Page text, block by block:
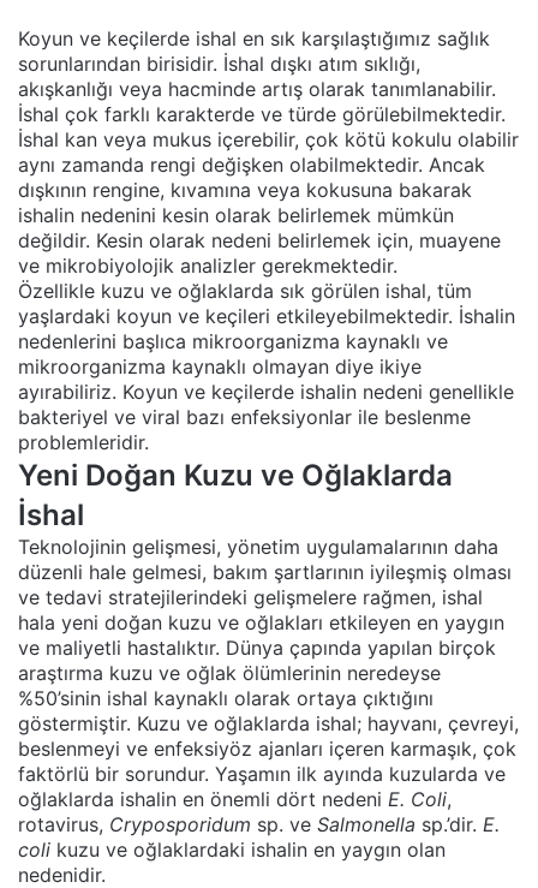
Koyun ve keçilerde ishal en sık karşılaştığımız sağlık
sorunlarından birisidir. İshal dışkı atım sıklığı,
akışkanlığı veya hacminde artış olarak tanımlanabilir.
İshal çok farklı karakterde ve türde görülebilmektedir.
İshal kan veya mukus içerebilir, çok kötü kokulu olabilir
aynı zamanda rengi değişken olabilmektedir. Ancak
dışkının rengine, kıvamına veya kokusuna bakarak
ishalin nedenini kesin olarak belirlemek mümkün
değildir. Kesin olarak nedeni belirlemek için, muayene
ve mikrobiyolojik analizler gerekmektedir.
Özellikle kuzu ve oğlaklarda sık görülen ishal, tüm
yaşlardaki koyun ve keçileri etkileyebilmektedir. İshalin
nedenlerini başlıca mikroorganizma kaynaklı ve
mikroorganizma kaynaklı olmayan diye ikiye
ayırabiliriz. Koyun ve keçilerde ishalin nedeni genellikle
bakteriyel ve viral bazı enfeksiyonlar ile beslenme
problemleridir.
Yeni Doğan Kuzu ve Oğlaklarda
İshal
Teknolojinin gelişmesi, yönetim uygulamalarının daha
düzenli hale gelmesi, bakım şartlarının iyileşmiş olması
ve tedavi stratejilerindeki gelişmelere rağmen, ishal
hala yeni doğan kuzu ve oğlakları etkileyen en yaygın
ve maliyetli hastalıktır. Dünya çapında yapılan birçok
araştırma kuzu ve oğlak ölümlerinin neredeyse
%50’sinin ishal kaynaklı olarak ortaya çıktığını
göstermiştir. Kuzu ve oğlaklarda ishal; hayvanı, çevreyi,
beslenmeyi ve enfeksiyöz ajanları içeren karmaşık, çok
faktörlü bir sorundur. Yaşamın ilk ayında kuzularda ve
oğlaklarda ishalin en önemli dört nedeni E. Coli,
rotavirus, Cryposporidum sp. ve Salmonella sp.’dir. E.
coli kuzu ve oğlaklardaki ishalin en yaygın olan
nedenidir.